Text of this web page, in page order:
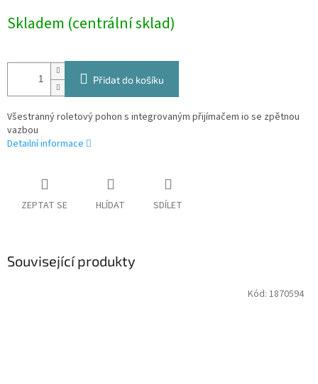
cena:
Skladem (centrální sklad)
Přidat do košíku
Všestranný roletový pohon s integrovaným přijímačem io se zpětnou
vazbou
Detailní informace
ZEPTAT SE HLÍDAT SDÍLET
Související produkty
Kód: 1870594